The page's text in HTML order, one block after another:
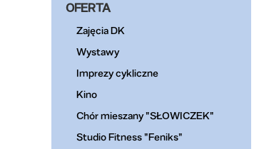
OFERTA
Zajęcia DK
Wystawy
Imprezy cykliczne
Kino
Chór mieszany "SŁOWICZEK"
Studio Fitness "Feniks"